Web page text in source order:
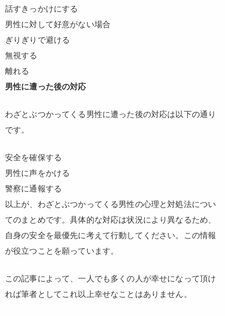
話すきっかけにする
男性に対して好意がない場合
ぎりぎりで避ける
無視する
離れる
男性に遭った後の対応
わざとぶつかってくる男性に遭った後の対応は以下の通り
です。
安全を確保する
男性に声をかける
警察に通報する
以上が、わざとぶつかってくる男性の心理と対処法につい
てのまとめです。具体的な対応は状況により異なるため、
自身の安全を最優先に考えて行動してください。この情報
が役立つことを願っています。
この記事によって、一人でも多くの人が幸せになって頂け
れば筆者としてこれ以上幸せなことはありません。